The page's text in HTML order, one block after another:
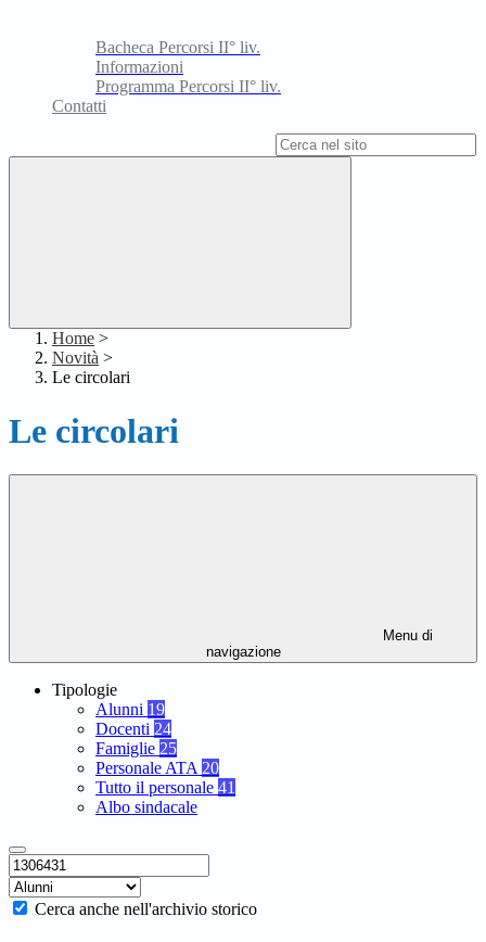
Bacheca Percorsi II° liv.
Informazioni
Programma Percorsi II° liv.
Contatti
Home >
Novità >
Le circolari
Le circolari
Menu di
navigazione
Tipologie
Alunni 19
Docenti 24
Famiglie 25
Personale ATA 20
Tutto il personale 41
Albo sindacale
Cerca anche nell'archivio storico